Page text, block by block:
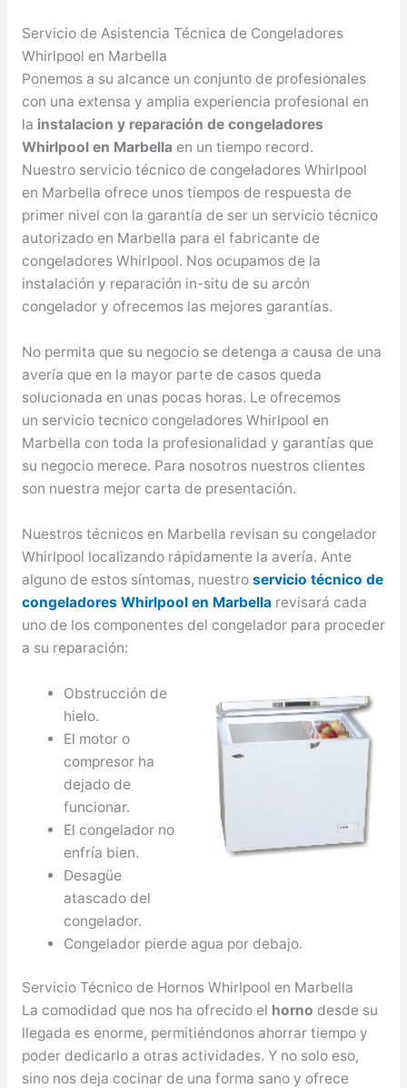
Servicio de Asistencia Técnica de Congeladores
Whirlpool en Marbella
Ponemos a su alcance un conjunto de profesionales
con una extensa y amplia experiencia profesional en
la instalacion y reparación de congeladores
Whirlpool en Marbella en un tiempo record.
Nuestro servicio técnico de congeladores Whirlpool
en Marbella ofrece unos tiempos de respuesta de
primer nivel con la garantía de ser un servicio técnico
autorizado en Marbella para el fabricante de
congeladores Whirlpool. Nos ocupamos de la
instalación y reparación in-situ de su arcón
congelador y ofrecemos las mejores garantías.
No permita que su negocio se detenga a causa de una
avería que en la mayor parte de casos queda
solucionada en unas pocas horas. Le ofrecemos
un servicio tecnico congeladores Whirlpool en
Marbella con toda la profesionalidad y garantías que
su negocio merece. Para nosotros nuestros clientes
son nuestra mejor carta de presentación.
Nuestros técnicos en Marbella revisan su congelador
Whirlpool localizando rápidamente la avería. Ante
alguno de estos síntomas, nuestro servicio técnico de
congeladores Whirlpool en Marbellarevisará cada
uno de los componentes del congelador para proceder
a su reparación:
Obstrucción de
hielo.
El motor o
compresor ha
dejado de
funcionar.
El congelador no
enfría bien.
Desagüe
atascado del
congelador.
Congelador pierde agua por debajo.
Servicio Técnico de Hornos Whirlpool en Marbella
La comodidad que nos ha ofrecido el horno desde su
llegada es enorme, permitiéndonos ahorrar tiempo y
poder dedicarlo a otras actividades. Y no solo eso,
sino nos deja cocinar de una forma sano y ofrece